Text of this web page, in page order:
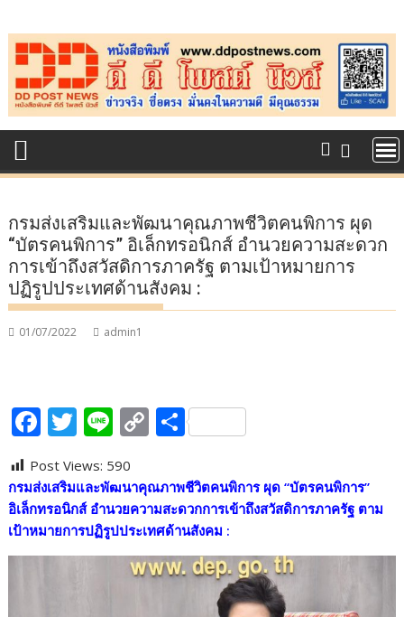
to
content
กรมส่งเสริมและพัฒนาคุณภาพชีวิตคนพิการ ผุด
“บัตรคนพิการ” อิเล็กทรอนิกส์ อำนวยความสะดวก
การเข้าถึงสวัสดิการภาครัฐ ตามเป้าหมายการ
ปฏิรูปประเทศด้านสังคม :
01/07/2022 admin1
F
e
b
o
o
T
itt
er
Li
e
C
p
y
Li
n
S
ar
e
Post Views: 590
กรมส่งเสริมและพัฒนาคุณภาพชีวิตคนพิการ ผุด “บัตรคนพิการ”
อิเล็กทรอนิกส์ อำนวยความสะดวกการเข้าถึงสวัสดิการภาครัฐ ตาม
เป้าหมายการปฏิรูปประเทศด้านสังคม :